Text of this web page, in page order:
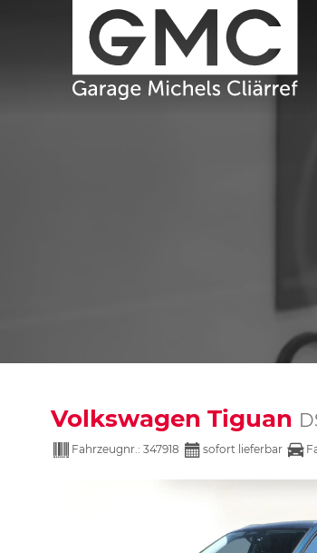
Volkswagen Tiguan
Fahrzeugnr.: 347918 sofort lieferbar